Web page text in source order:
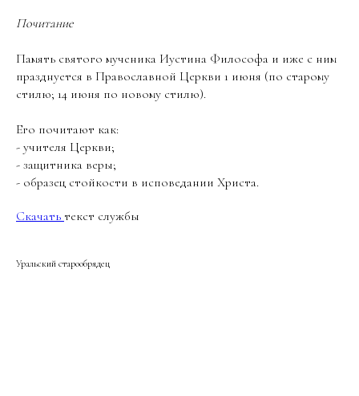
Почитание
Память святого мученика Иустина Философа и иже с ним
празднуется в Православной Церкви 1 июня (по старому
стилю; 14 июня по новому стилю).
Его почитают как:
- учителя Церкви;
- защитника веры;
- образец стойкости в исповедании Христа.
Скачать текст службы
Уральский старообрядец